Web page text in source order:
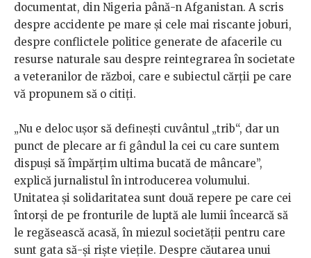
documentat, din Nigeria până-n Afganistan. A scris
despre accidente pe mare și cele mai riscante joburi,
despre conflictele politice generate de afacerile cu
resurse naturale sau despre reintegrarea în societate
a veteranilor de război, care e subiectul cărții pe care
vă propunem să o citiți.
„Nu e deloc ușor să definești cuvântul „trib“, dar un
punct de plecare ar fi gândul la cei cu care suntem
dispuși să împărțim ultima bucată de mâncare”,
explică jurnalistul în introducerea volumului.
Unitatea și solidaritatea sunt două repere pe care cei
întorși de pe fronturile de luptă ale lumii încearcă să
le regăsească acasă, în miezul societății pentru care
sunt gata să-și riște viețile. Despre căutarea unui